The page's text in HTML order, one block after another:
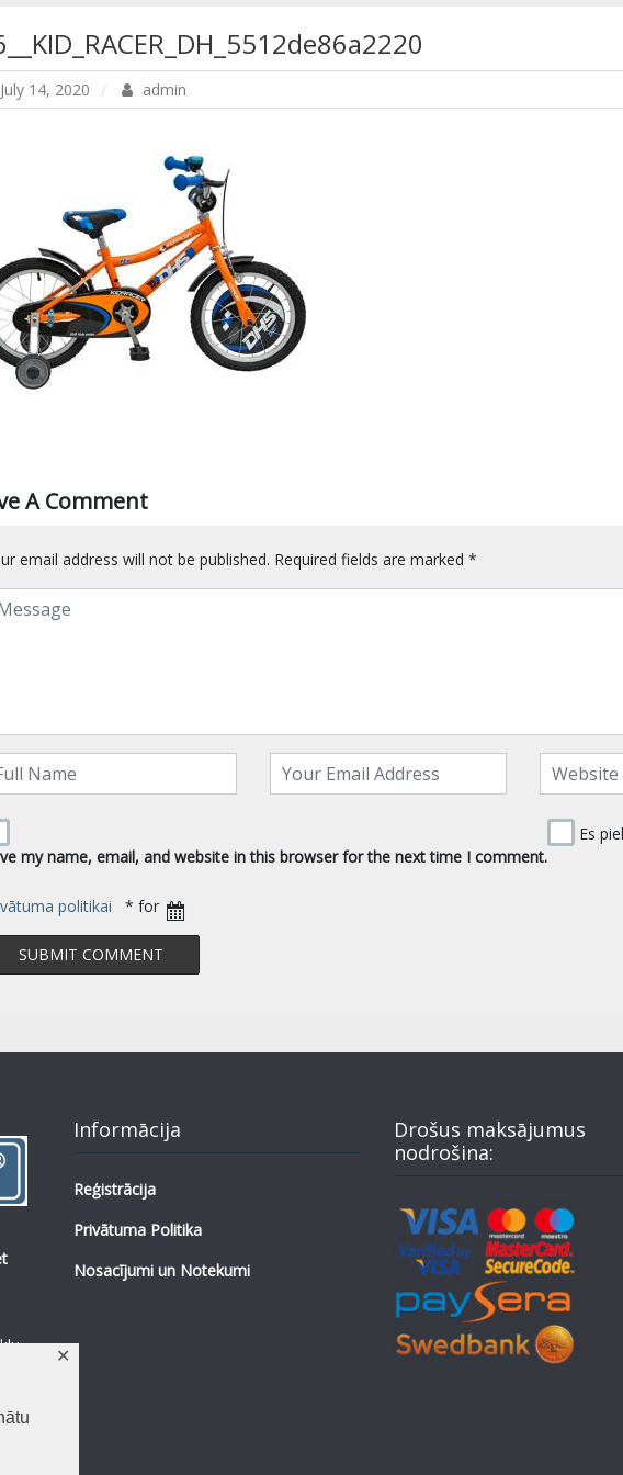
✕
July 14, 2020 admin
A Comment
email address will not be published. Required fields are marked *
my name, email, and website in this browser for the next time I comment.
Es
politikai * for
Informācija
Reģistrācija
Privātuma Politika
Nosacījumi un Notekumi
Drošus maksājumus
nodrošina: